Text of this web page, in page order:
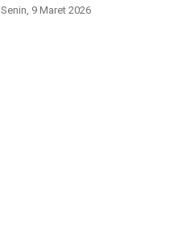
Senin, 9 Maret 2026